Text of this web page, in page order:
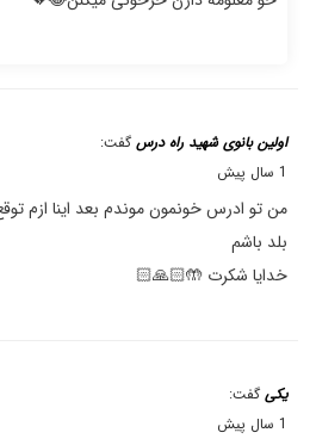
اولین بانوی شهید راه درس گفت:
1 سال پیش
من تو ادرس خونمون موندم بعد اینا ازم
بلد باشم
خدایا شکرت 🤲🏻🙏🏻
یکی گفت:
1 سال پیش